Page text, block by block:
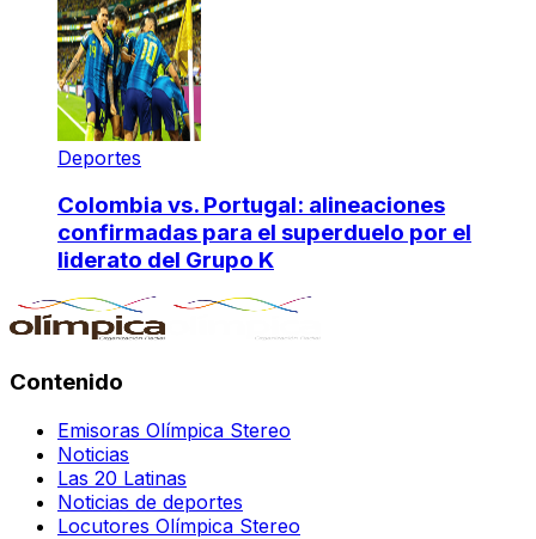
Deportes
Colombia vs. Portugal: alineaciones
confirmadas para el superduelo por el
liderato del Grupo K
Contenido
Emisoras Olímpica Stereo
Noticias
Las 20 Latinas
Noticias de deportes
Locutores Olímpica Stereo